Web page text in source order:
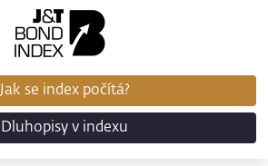
Jak se index počítá?
Dluhopisy v indexu